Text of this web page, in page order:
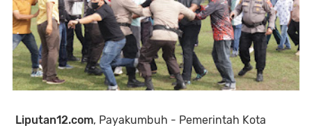
Liputan12.com, Payakumbuh - Pemerintah Kota